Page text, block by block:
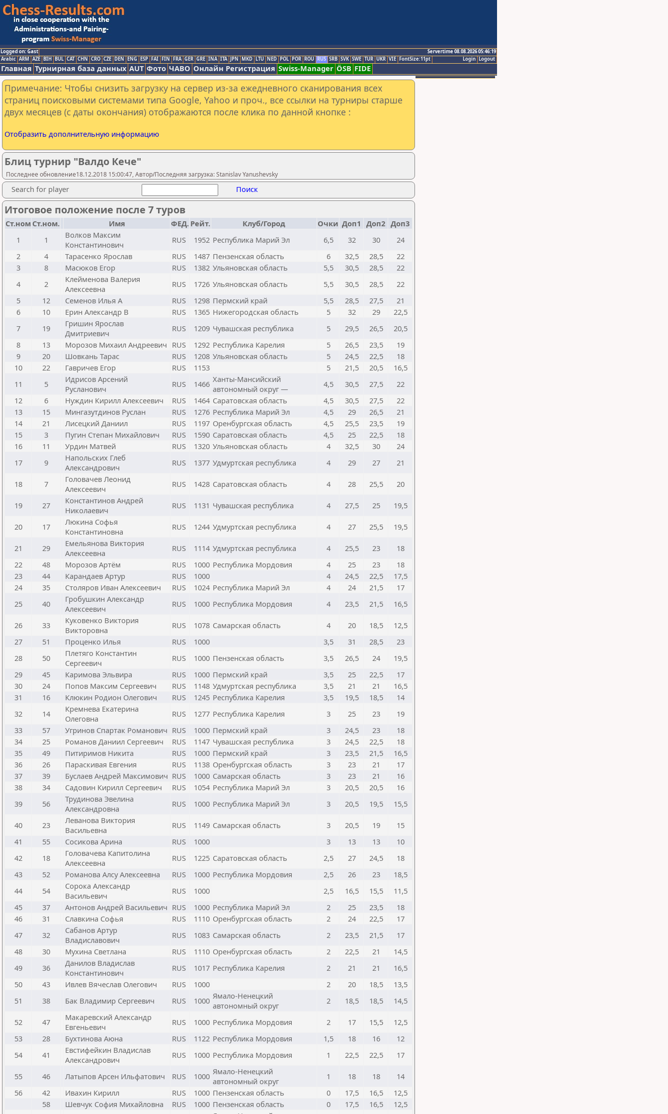
Logged on: Gast
Servertime 08.08.2026 05:46:19
Logout
Login
Arabic ARM AZE BIH BUL CAT CHN CRO CZE DEN ENG ESP FAI FIN FRA GER GRE INA ITA JPN MKD LTU NED POL POR ROU RUS SRB SVK SWE TUR UKR VIE FontSize:11pt
Главная Турнирная база данных AUT Фото ЧАВО Онлайн Регистрация Swiss-Manager ÖSB FIDE
Примечание: Чтобы снизить загрузку на сервер из-за ежедневного сканирования всех
страниц поисковыми системами типа Google, Yahoo и проч., все ссылки на турниры старше
двух месяцев (с даты окончания) отображаются после клика по данной кнопке :
Отобразить дополнительную информацию
Блиц турнир "Валдо Кече"
Последнее обновление18.12.2018 15:00:47, Автор/Последняя загрузка: Stanislav Yanushevsky
Search for player Поиск
Итоговое положение после 7 туров
Ст.ном Ст.ном. Имя ФЕД. Рейт. Клуб/Город Очки Доп1 Доп2 Доп3
1
1
Волков Максим
Константинович
RUS 1952 Республика Марий Эл 6,5 32 30
24
2
4 Тарасенко Ярослав RUS 1487 Пензенская область 6 32,5 28,5
22
3
8 Масюков Егор RUS 1382 Ульяновская область 5,5 30,5 28,5
22
4
2
Клейменова Валерия
Алексеевна
RUS 1726 Ульяновская область 5,5 30,5 28,5
22
5
12 Семенов Илья А RUS 1298 Пермский край 5,5 28,5 27,5
21
6
10 Ерин Александр В RUS 1365 Нижегородская область 5 32 29
22,5
7
19
Гришин Ярослав
Дмитриевич
RUS 1209 Чувашская республика 5 29,5 26,5
20,5
8
13 Морозов Михаил Андреевич RUS 1292 Республика Карелия 5 26,5 23,5
19
9
20 Шовкань Тарас RUS 1208 Ульяновская область 5 24,5 22,5
18
10
22 Гавричев Егор RUS 1153 5 21,5 20,5
16,5
11
5
Идрисов Арсений
Русланович
RUS 1466 Ханты-Мансийский
автономный округ —
4,5 30,5 27,5
22
12
6 Нуждин Кирилл Алексеевич RUS 1464 Саратовская область 4,5 30,5 27,5
22
13
15 Мингазутдинов Руслан RUS 1276 Республика Марий Эл 4,5 29 26,5
21
14
21 Лисецкий Даниил RUS 1197 Оренбургская область 4,5 25,5 23,5
19
15
3 Пугин Степан Михайлович RUS 1590 Саратовская область 4,5 25 22,5
18
16
11 Урдин Матвей RUS 1320 Ульяновская область 4 32,5 30
24
17
9
Напольских Глеб
Александрович
RUS 1377 Удмуртская республика 4 29 27 21
18 7
Головачев Леонид
Алексеевич
RUS 1428 Саратовская область 4 28 25,5 20
19 27
Константинов Андрей
Николаевич
RUS 1131 Чувашская республика 4 27,5 25 19,5
20 17
Люкина Софья
Константиновна
RUS 1244 Удмуртская республика 4 27 25,5 19,5
21 29
Емельянова Виктория
Алексеевна
RUS 1114 Удмуртская республика 4 25,5 23
18
22
48 Морозов Артём RUS 1000 Республика Мордовия 4 25 23
18
23
44 Карандаев Артур RUS 1000 4 24,5 22,5
17,5
24
35 Столяров Иван Алексеевич RUS 1024 Республика Марий Эл 4 24 21,5
17
25
40
Гробушкин Александр
Алексеевич
RUS 1000 Республика Мордовия 4 23,5 21,5 16,5
26 33
Куковенко Виктория
Викторовна
RUS 1078 Самарская область 4 20 18,5
12,5
27
51 Проценко Илья RUS 1000 3,5 31 28,5
23
28
50
Плетяго Константин
Сергеевич
RUS 1000 Пензенская область 3,5 26,5 24
19,5
29
45 Каримова Эльвира RUS 1000 Пермский край 3,5 25 22,5
17
30
24 Попов Максим Сергеевич RUS 1148 Удмуртская республика 3,5 21 21
16,5
31
16 Клюкин Родион Олегович RUS 1245 Республика Карелия 3,5 19,5 18,5
14
32
14
Кремнева Екатерина
Олеговна
RUS 1277 Республика Карелия 3 25 23
19
33
57 Угринов Спартак Романович RUS 1000 Пермский край 3 24,5 23
18
34
25 Романов Даниил Сергеевич RUS 1147 Чувашская республика 3 24,5 22,5
18
35
49 Питиримов Никита RUS 1000 Пермский край 3 23,5 21,5
16,5
36
26 Параскивая Евгения RUS 1138 Оренбургская область 3 23 21
17
37
39 Буслаев Андрей Максимович RUS 1000 Самарская область 3 23 21
16
38
34 Садовин Кирилл Сергеевич RUS 1054 Республика Марий Эл 3 20,5 20,5
16
39
56
Трудинова Эвелина
Александровна
RUS 1000 Республика Марий Эл 3 20,5 19,5 15,5
40 23
Леванова Виктория
Васильевна
RUS 1149 Самарская область 3 20,5 19
15
41
55 Сосикова Арина RUS 1000 3 13 13
10
42
18
Головачева Капитолина
Алексеевна
RUS 1225 Саратовская область 2,5 27 24,5
18
43
52 Романова Алсу Алексеевна RUS 1000 Республика Мордовия 2,5 26 23
18,5
44
54
Сорока Александр
Васильевич
RUS 1000 2,5 16,5 15,5
11,5
45
37 Антонов Андрей Васильевич RUS 1000 Республика Марий Эл 2 25 23,5
18
46
31 Славкина Софья RUS 1110 Оренбургская область 2 24 22,5
17
47
32
Сабанов Артур
Владиславович
RUS 1083 Самарская область 2 23,5 21,5
17
48
30 Мухина Светлана RUS 1110 Оренбургская область 2 22,5 21
14,5
49
36
Данилов Владислав
Константинович
RUS 1017 Республика Карелия 2 21 21
16,5
50
43 Ивлев Вячеслав Олегович RUS 1000 2 20 18,5
13,5
51
38 Бак Владимир Сергеевич RUS 1000 Ямало-Ненецкий
автономный округ
2 18,5 18,5 14,5
52 47
Макаревский Александр
Евгеньевич
RUS 1000 Республика Мордовия 2 17 15,5
12,5
53
28 Бухтинова Аюна RUS 1122 Республика Мордовия 1,5 18 16
12
54
41
Евстифейкин Владислав
Александрович
RUS 1000 Республика Мордовия 1 22,5 22,5 17
55 46 Латыпов Арсен Ильфатович RUS 1000 Ямало-Ненецкий
автономный округ
1 18 18
14
56
42 Ивахин Кирилл RUS 1000 Пензенская область 0 17,5 16,5
12,5
58
Шевчук София Михайловна RUS 1000 Пензенская область 0 17,5 16,5
12,5